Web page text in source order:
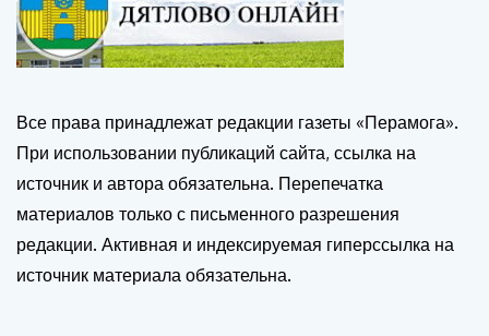
Все права принадлежат редакции газеты «Перамога».
При использовании публикаций сайта, ссылка на
источник и автора обязательна. Перепечатка
материалов только с письменного разрешения
редакции. Активная и индексируемая гиперссылка на
источник материала обязательна.